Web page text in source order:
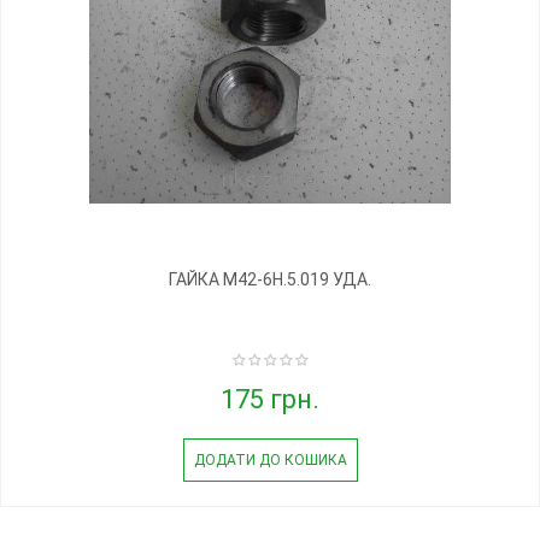
ГАЙКА М42-6Н.5.019 УДА.
175 грн.
ДОДАТИ ДО КОШИКА